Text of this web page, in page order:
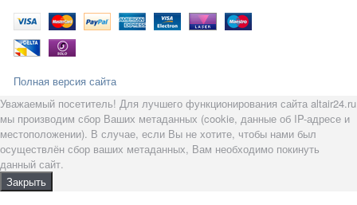
Полная версия сайта
Уважаемый посетитель! Для лучшего функционирования сайта altair24.ru
мы производим сбор Ваших метаданных (cookie, данные об IP-адресе и
местоположении). В случае, если Вы не хотите, чтобы нами был
осуществлён сбор ваших метаданных, Вам необходимо покинуть
данный сайт.
Закрыть